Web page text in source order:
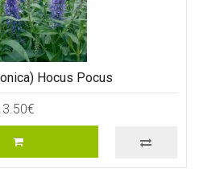
Hocus Pocus
3.50€